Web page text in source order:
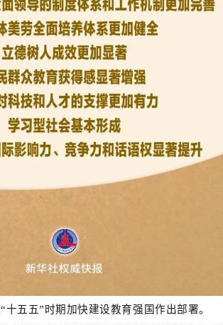
五五”时期加快建设教育强国作出部署。